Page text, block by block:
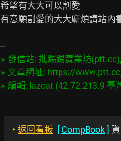
希望有大大可以割愛
有意願割愛的大大麻煩請站內
※ 發信站: 批踢踢實業坊
※ 文章網址: https://
‣ 返回看板 [ CompBook]